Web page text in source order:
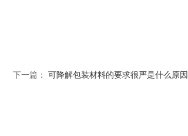
下一篇： 可降解包装材料的要求很严是什么原因